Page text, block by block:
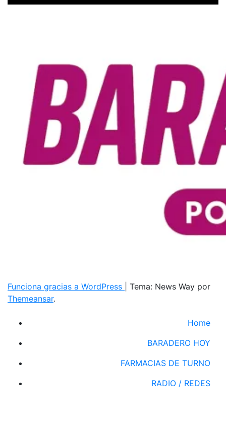
Funciona gracias a WordPress
Tema: News Way por
Themeansar.
Home
BARADERO HOY
FARMACIAS DE TURNO
RADIO / REDES